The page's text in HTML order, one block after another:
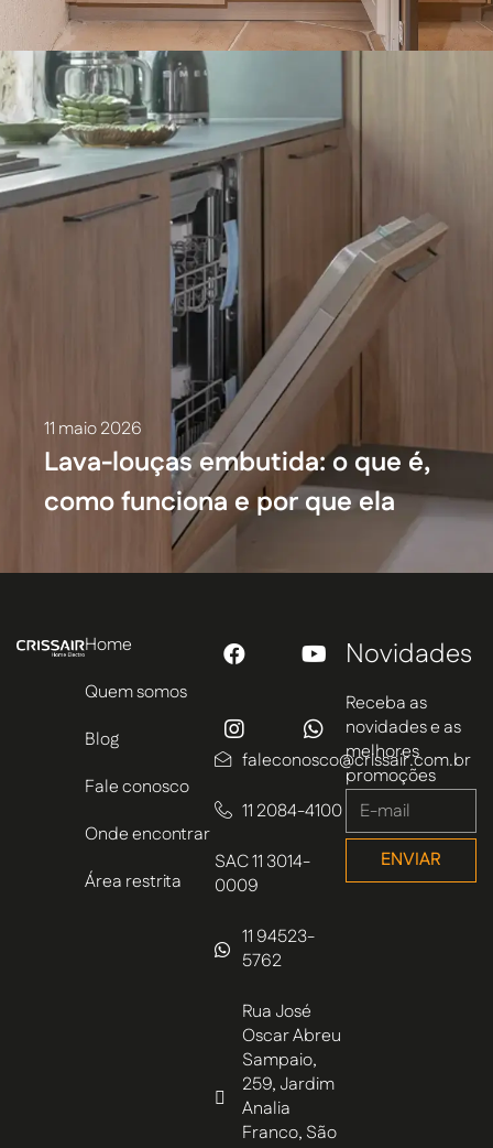
11 maio 2026
Lava-louças embutida: o que é,
como funciona e por que ela
mudou o projeto da cozinha
Home
Quem somos
Blog
Fale conosco
Onde encontrar
Área restrita
faleconosco@crissair.com.br
11 2084-4100
SAC 11 3014-
0009
11 94523-
5762
Rua José
Oscar Abreu
Sampaio,
259, Jardim
Analia
Franco, São
Novidades
Receba as
novidades e as
melhores
promoções
ENVIAR